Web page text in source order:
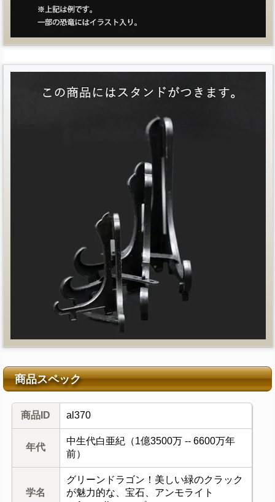
商品スペック
商品ID al370
年代
中生代白亜紀（1億3500万 -- 6600万年
前）
学名
グリーンドラゴン！美しい緑のクラック
が魅力的な、宝石、アンモライト